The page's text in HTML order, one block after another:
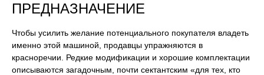
ПРЕДНАЗНАЧЕНИЕ
Чтобы усилить желание потенциального покупателя владеть
именно этой машиной, продавцы упражняются в
красноречии. Редкие модификации и хорошие комплектации
описываются загадочным, почти сектантским «для тех, кто